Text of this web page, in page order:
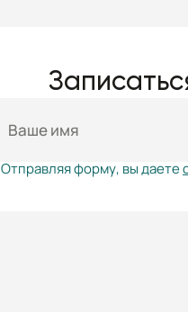
Отправляя форму, вы даете